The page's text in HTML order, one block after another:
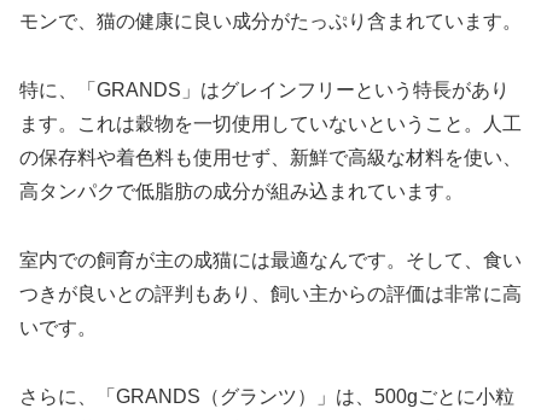
モンで、猫の健康に良い成分がたっぷり含まれています。
特に、「GRANDS」はグレインフリーという特長があり
ます。これは穀物を一切使用していないということ。人工
の保存料や着色料も使用せず、新鮮で高級な材料を使い、
高タンパクで低脂肪の成分が組み込まれています。
室内での飼育が主の成猫には最適なんです。そして、食い
つきが良いとの評判もあり、飼い主からの評価は非常に高
いです。
さらに、「GRANDS（グランツ）」は、500gごとに小粒